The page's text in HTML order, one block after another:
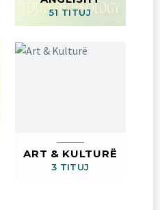
51 TITUJ
ART & KULTURË
3 TITUJ